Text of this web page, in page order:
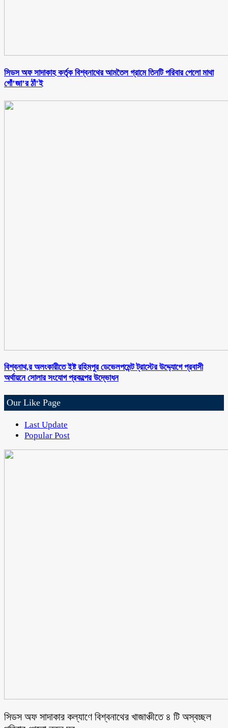
সিডস অফ সাদাকাহ কর্তৃক বিশ্বনাথের আমতৈল গ্রামে তিনটি পরিবার পেলো মাথা
গোঁ’জা’র ঠাঁ’ই
বিশ্বনাথ,র অলংকারীতে ইষ্ট রহিমপুর ডেভেলপমেন্ট ট্রাস্টের উদ্দ্যোগে প্রবাসী
অর্থায়নে সোলার সংযোগ প্রকল্পের উদ্ভোধন
Our Like Page
Last Update
Popular Post
সিডস অফ সাদাকার কল্যাণে বিশ্বনাথের খাজাঞ্চীতে ৪ টি অস্বচ্ছল